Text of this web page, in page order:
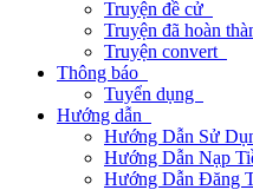
Truyện đề cử
Truyện đã hoàn
Truyện convert
Thông báo
Tuyển dụng
Hướng dẫn
Hướng Dẫn Sử
Hướng Dẫn Nạp
Hướng Dẫn Đăng